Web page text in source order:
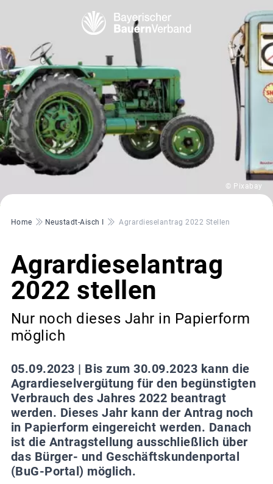
© Pixabay
Pfadnavigation
Home Neustadt-Aisch I Agrardieselantrag 2022 Stellen
Agrardieselantrag
2022 stellen
Nur noch dieses Jahr in Papierform
möglich
05.09.2023 | Bis zum 30.09.2023 kann die
Agrardieselvergütung für den begünstigten
Verbrauch des Jahres 2022 beantragt
werden. Dieses Jahr kann der Antrag noch
in Papierform eingereicht werden. Danach
ist die Antragstellung ausschließlich über
das Bürger- und Geschäftskundenportal
(BuG-Portal) möglich.